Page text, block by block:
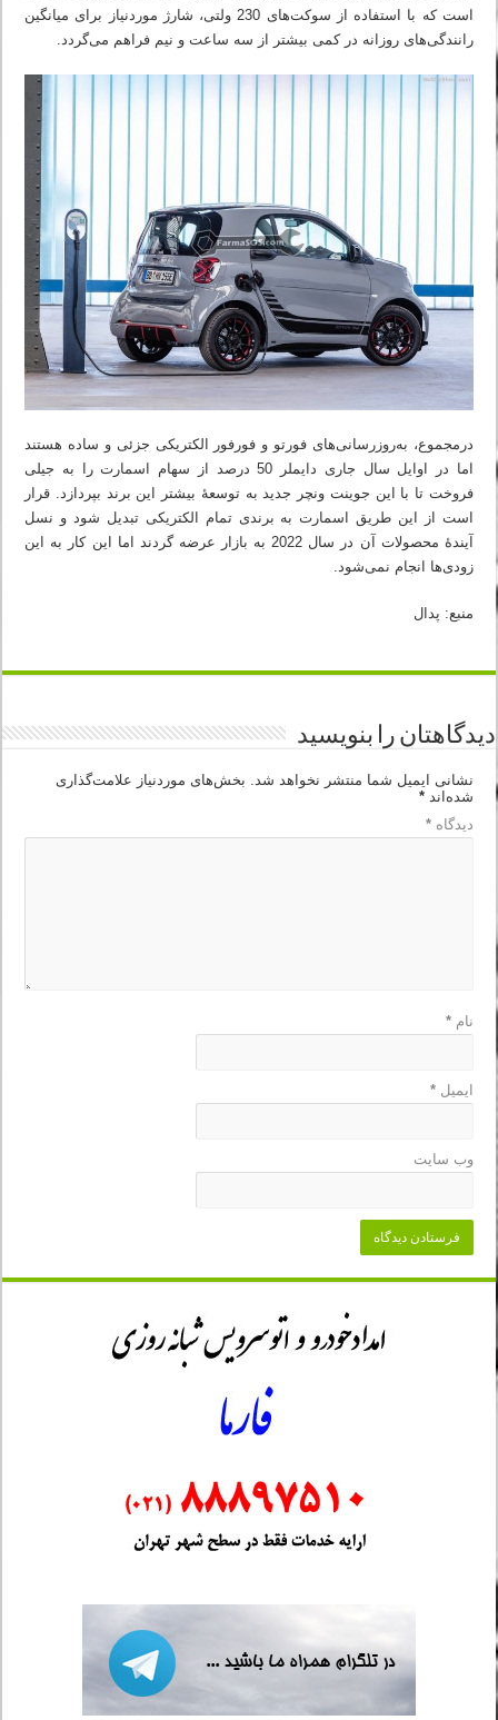
است که با استفاده از سوکت‌های 230 ولتی، شارژ موردنیاز برای میانگین
رانندگی‌های روزانه در کمی بیشتر از سه ساعت و نیم فراهم می‌گردد.
درمجموع، به‌روزرسانی‌های فورتو و فورفور الکتریکی جزئی و ساده هستند
اما در اوایل سال جاری دایملر 50 درصد از سهام اسمارت را به جیلی
فروخت تا با این جوینت ونچر جدید به توسعهٔ بیشتر این برند بپردازد. قرار
است از این طریق اسمارت به برندی تمام الکتریکی تبدیل شود و نسل
آیندهٔ محصولات آن در سال 2022 به بازار عرضه گردند اما این کار به این
زودی‌ها انجام نمی‌شود.
منبع: پدال
دیدگاهتان را بنویسید
نشانی ایمیل شما منتشر نخواهد شد. بخش‌های موردنیاز علامت‌گذاری
شده‌اند*
دیدگاه*
نام*
ایمیل*
وب‌ سایت